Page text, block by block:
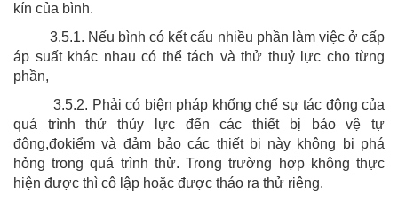
kín của bình.
3.5.1. Nếu bình có kết cấu nhiều phần làm việc ở cấp
áp suất khác nhau có thể tách và thử thuỷ lực cho từng
phần,
3.5.2. Phải có biện pháp khống chế sự tác động của
quá trình thử thủy lực đến các thiết bị bảo vệ tự
động,đokiểm và đảm bảo các thiết bị này không bị phá
hỏng trong quá trình thử. Trong trư­­­ờng hợp không thực
hiện đư­­ợc thì cô lập hoặc được tháo ra thử riêng.